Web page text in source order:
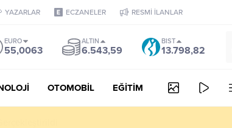
YAZARLAR ECZANELER RESMİ İLANLAR
EURO
55,0063
ALTIN
6.543,59
BIST
13.798,82
OTOMOBİL EĞİTİM